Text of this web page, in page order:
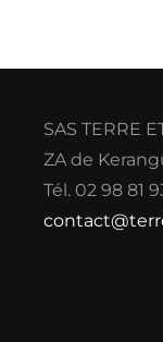
SAS TERRE
ZA de
Tél. 02 98 81